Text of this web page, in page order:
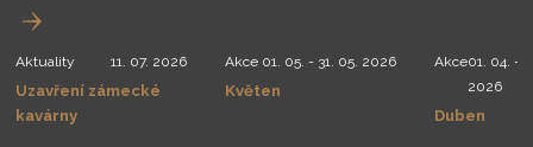
Aktuality 11. 07. 2026
Uzavření zámecké
kavárny
Akce 01. 05. - 31. 05. 2026
Květen
Akce01. 04. -
2026
Duben